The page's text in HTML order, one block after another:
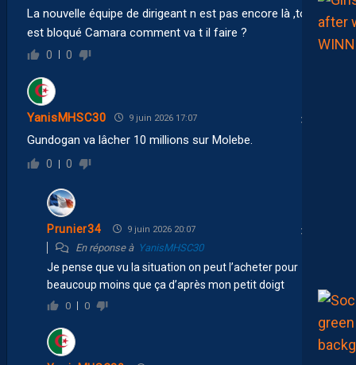
La nouvelle équipe de dirigeant n est pas encore là ,tout
est bloqué Camara comment va t il faire ?
0 0
YanisMHSC30 9 juin 2026 17:07
Gundogan va lâcher 10 millions sur Molebe.
0 0
Prunier34 9 juin 2026 20:07
En réponse à YanisMHSC30
Je pense que vu la situation on peut l’acheter pour
beaucoup moins que ça d’après mon petit doigt
0 0